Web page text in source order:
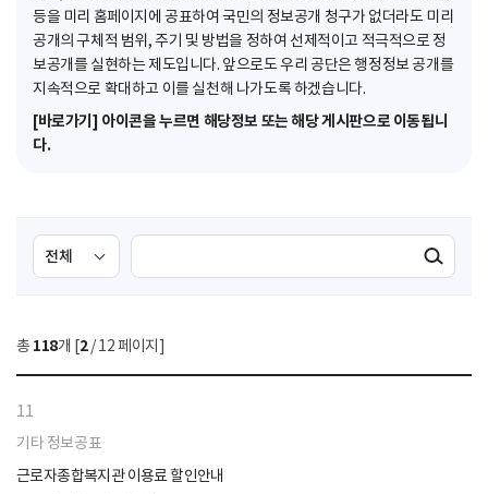
등을 미리 홈페이지에 공표하여 국민의 정보공개 청구가 없더라도 미리
공개의 구체적 범위, 주기 및 방법을 정하여 선제적이고 적극적으로 정
보공개를 실현하는 제도입니다. 앞으로도 우리 공단은 행정정보 공개를
지속적으로 확대하고 이를 실천해 나가도록 하겠습니다.
[바로가기] 아이콘을 누르면 해당정보 또는 해당 게시판으로 이동됩니
다.
검
색
선
택
색
검색실행
총 118개 [2/ 12 페이지]
11
기타 정보공표
근로자종합복지관 이용료 할인안내